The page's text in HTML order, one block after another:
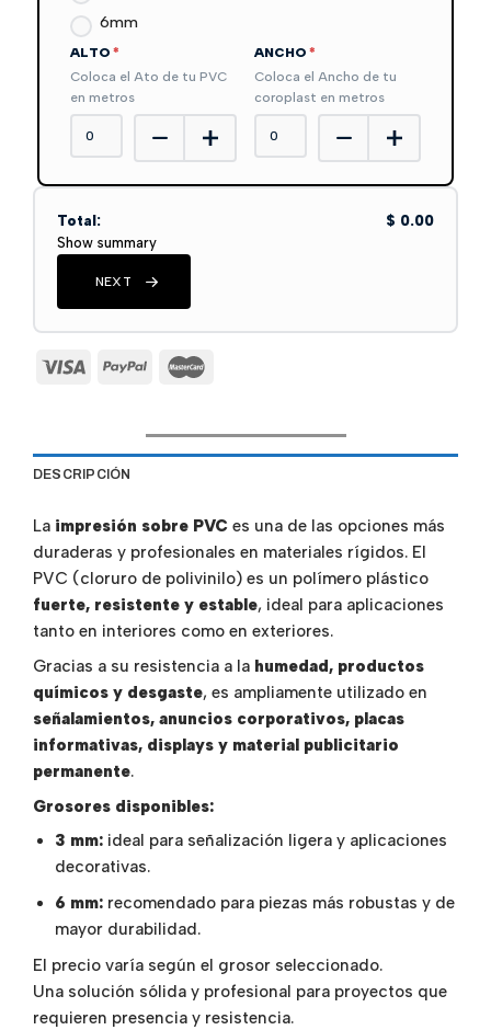
6mm
ALTO *
Coloca el Ato de tu PVC
en metros
ANCHO *
Coloca el Ancho de tu
coroplast en metros
Total:
$ 0.00
Show summary
NEXT
DESCRIPCIÓN
La impresión sobre PVC es una de las opciones más
duraderas y profesionales en materiales rígidos. El
PVC (cloruro de polivinilo) es un polímero plástico
fuerte, resistente y estable, ideal para aplicaciones
tanto en interiores como en exteriores.
Gracias a su resistencia a la humedad, productos
químicos y desgaste, es ampliamente utilizado en
señalamientos, anuncios corporativos, placas
informativas, displays y material publicitario
permanente.
Grosores disponibles:
3 mm:ideal para señalización ligera y aplicaciones
decorativas.
6 mm:recomendado para piezas más robustas y de
mayor durabilidad.
El precio varía según el grosor seleccionado.
Una solución sólida y profesional para proyectos que
requieren presencia y resistencia.